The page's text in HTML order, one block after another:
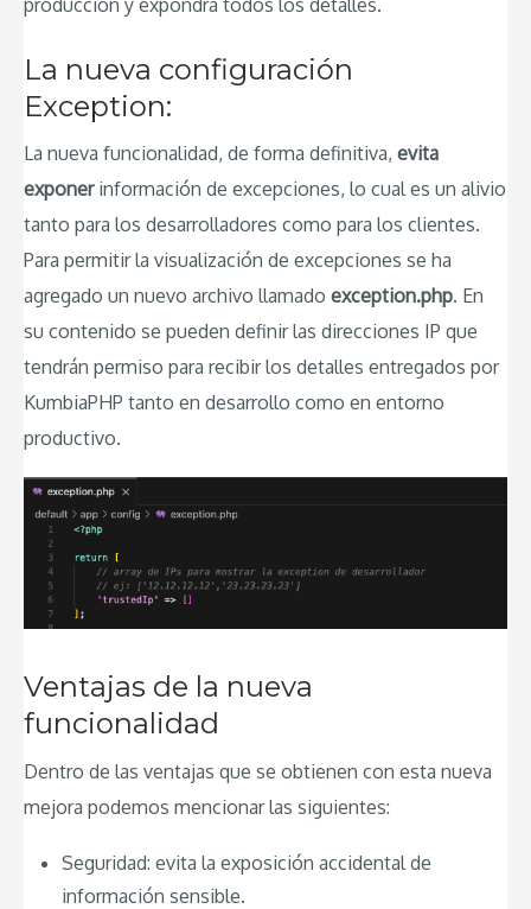
La nueva configuración
Exception:
La nueva funcionalidad, de forma definitiva, evita
exponerinformación de excepciones, lo cual es un alivio
tanto para los desarrolladores como para los clientes.
Para permitir la visualización de excepciones se ha
agregado un nuevo archivo llamado exception.php. En
su contenido se pueden definir las direcciones IP que
tendrán permiso para recibir los detalles entregados por
KumbiaPHP tanto en desarrollo como en entorno
productivo.
Ventajas de la nueva
funcionalidad
Dentro de las ventajas que se obtienen con esta nueva
mejora podemos mencionar las siguientes:
Seguridad: evita la exposición accidental de
información sensible.